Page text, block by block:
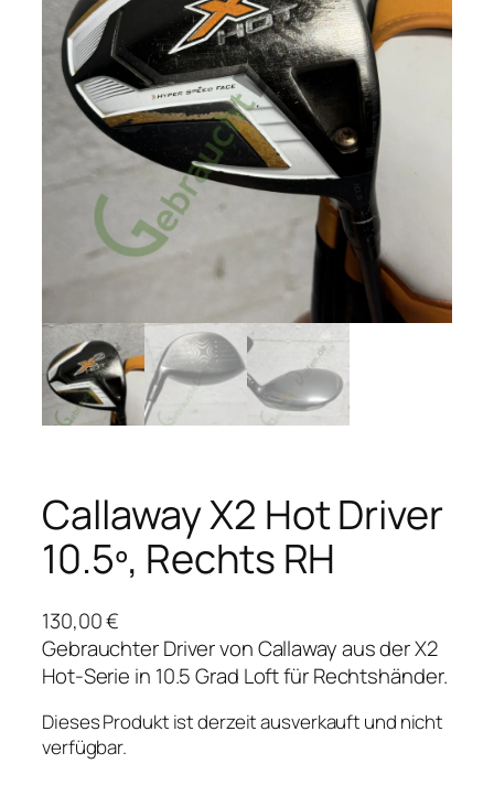
Callaway X2 Hot Driver
10.5º, Rechts RH
130,00€
Gebrauchter Driver von Callaway aus der X2
Hot-Serie in 10.5 Grad Loft für Rechtshänder.
Dieses Produkt ist derzeit ausverkauft und nicht
verfügbar.